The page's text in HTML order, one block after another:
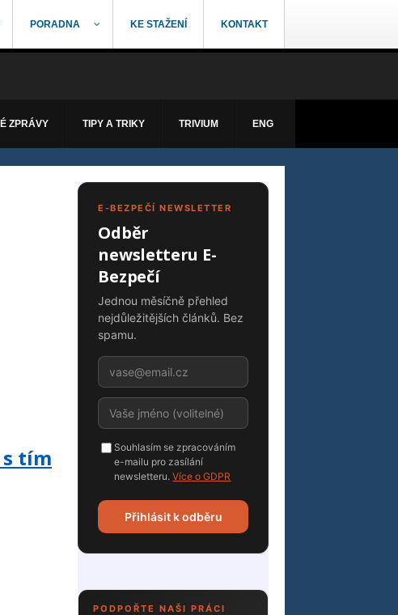
PORADNA KE STAŽENÍ KONTAKT
ZPRÁVY TIPY A TRIKY TRIVIUM ENG
E-BEZPEČÍ NEWSLETTER
Odběr
newsletteru E-
Bezpečí
Jednou měsíčně přehled
nejdůležitějších článků. Bez
spamu.
Souhlasím se zpracováním
e-mailu pro zasílání
newsletteru.Více o GDPR
Přihlásit k odběru
PODPOŘTE NAŠI PRÁCI
s tím